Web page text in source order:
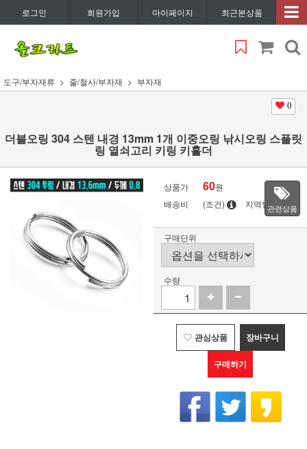
로그인 회원가입 마이페이지 최근본상품
도구/부자재류 줄/철사/부자재 부자재
0
더블오링 304 스텐 내경 13mm 1개 이중오링 낚시오링 스플릿
링 열쇠고리 키링 키홀더
상품가 60원
배송비
(조건) 지역별관련상품
구매단위
수량
관심상품 장바구니
구매하기